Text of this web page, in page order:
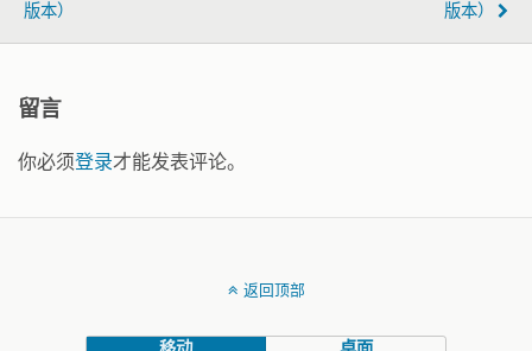
版本）
版本）
留言
你必须登录才能发表评论。
返回顶部